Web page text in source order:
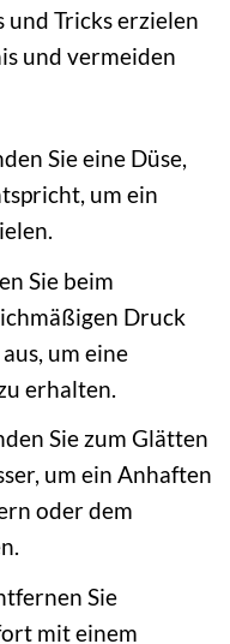
und Tricks erzielen
und vermeiden
Sie eine Düse,
um ein
Sie beim
Druck
um eine
erhalten.
Sie zum Glätten
um ein Anhaften
oder dem
Sie
mit einem